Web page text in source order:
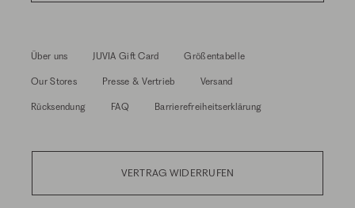
Über uns JUVIA Gift Card Größentabelle
Our Stores Presse & Vertrieb Versand
Rücksendung FAQ Barrierefreiheitserklärung
VERTRAG WIDERRUFEN